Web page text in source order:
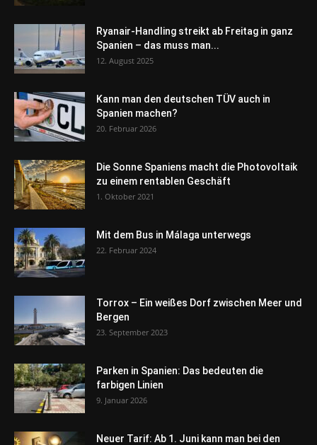
Ryanair-Handling streikt ab Freitag in ganz
Spanien – das muss man...
12. August 2025
Kann man den deutschen TÜV auch in
Spanien machen?
20. Februar 2026
Die Sonne Spaniens macht die Photovoltaik
zu einem rentablen Geschäft
1. Oktober 2021
Mit dem Bus in Málaga unterwegs
22. Februar 2024
Torrox – Ein weißes Dorf zwischen Meer und
Bergen
23. September 2023
Parken in Spanien: Das bedeuten die
farbigen Linien
9. Januar 2026
Neuer Tarif: Ab 1. Juni kann man bei den